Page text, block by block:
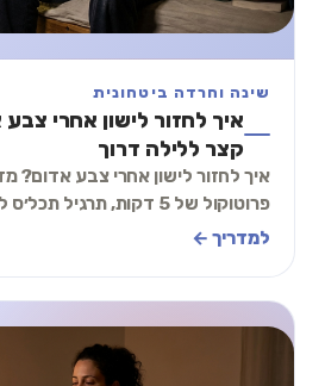
שינה וחרדה ביטחונית
איך לחזור לישון אחרי
קצר ללילה דרוך
איך לחזור לישון אחרי צבע אדום?
נפוצות, ושאלות נפוצות ללילה דרוך.
למדריך ←